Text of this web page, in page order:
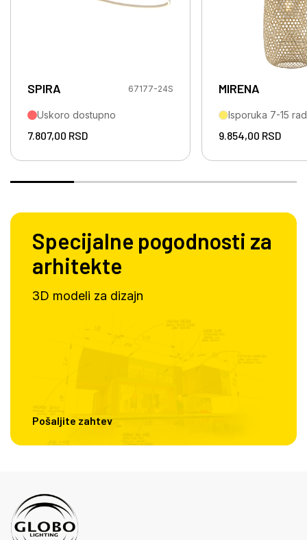
SPIRA 67177-24S
Uskoro dostupno
7.807,00 RSD
MIRENA
Isporuka 7-15
9.854,00 RSD
Specijalne pogodnosti za
arhitekte
3D modeli za dizajn
Pošaljite zahtev